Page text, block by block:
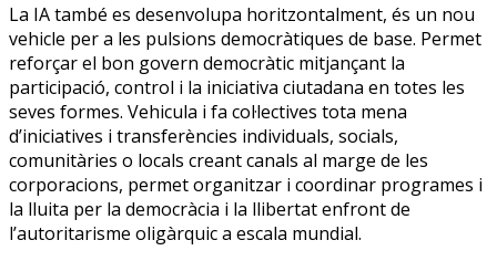
La IA també es desenvolupa horitzontalment, és un nou
vehicle per a les pulsions democràtiques de base. Permet
reforçar el bon govern democràtic mitjançant la
participació, control i la iniciativa ciutadana en totes les
seves formes. Vehicula i fa col·lectives tota mena
d’iniciatives i transferències individuals, socials,
comunitàries o locals creant canals al marge de les
corporacions, permet organitzar i coordinar programes i
la lluita per la democràcia i la llibertat enfront de
l’autoritarisme oligàrquic a escala mundial.